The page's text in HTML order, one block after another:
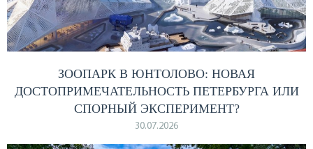
ЗООПАРК В ЮНТОЛОВО: НОВАЯ
ДОСТОПРИМЕЧАТЕЛЬНОСТЬ ПЕТЕРБУРГА ИЛИ
СПОРНЫЙ ЭКСПЕРИМЕНТ?
30.07.2026